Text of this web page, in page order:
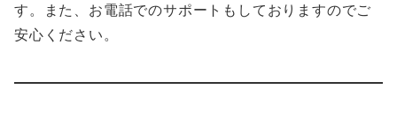
す。また、お電話でのサポートもしておりますのでご
安心ください。